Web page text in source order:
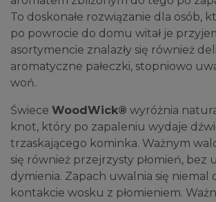
To doskonałe rozwiązanie dla osób,
po powrocie do domu witał je
asortymencie znalazły się również
aromatyczne pałeczki, stopniowo
woń.
Świece WoodWick® wyróżnia
knot, który po zapaleniu wydaje
trzaskającego kominka. Ważnym
się również przejrzysty płomień, bez
dymienia. Zapach uwalnia się niemal
kontakcie wosku z płomieniem.